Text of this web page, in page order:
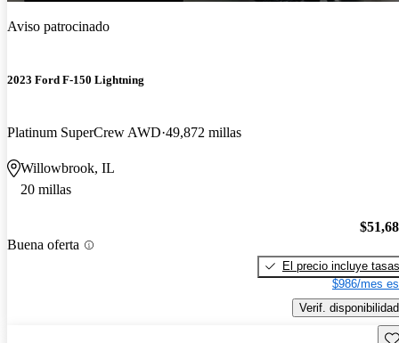
Aviso patrocinado
2023 Ford F-150 Lightning
Platinum SuperCrew AWD 49,872 millas
Willowbrook, IL
20 millas
Buena oferta
El precio incluye tasas
$986/mes
Verif. disponibilidad